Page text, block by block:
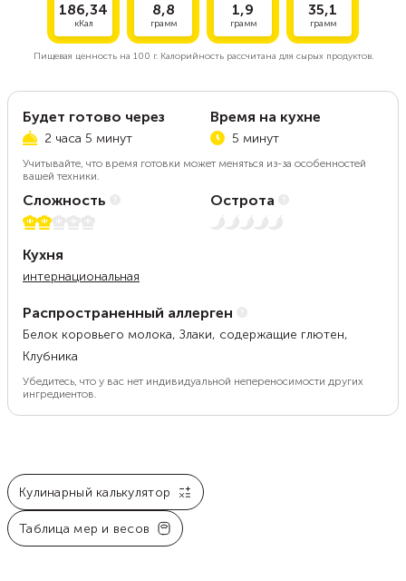
186,34
кКал
8,8
грамм
1,9
грамм
35,1
грамм
Пищевая ценность на 100 г.Калорийность рассчитана для сырых продуктов.
Будет готово через
2 часа 5 минут
Время на кухне
5 минут
Учитывайте, что время готовки может меняться из-за особенностей
вашей техники.
Сложность
2 из 5
Острота
Нет остроты
Кухня
интернациональная
Распространенный аллерген
Белок коровьего молока, Злаки, содержащие глютен,
Клубника
Убедитесь, что у вас нет индивидуальной непереносимости других
ингредиентов.
Кулинарный калькулятор
Таблица мер и весов